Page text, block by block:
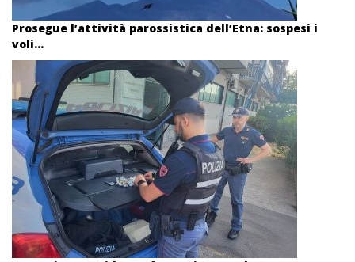
Prosegue l’attività parossistica dell’Etna: sospesi i
voli...